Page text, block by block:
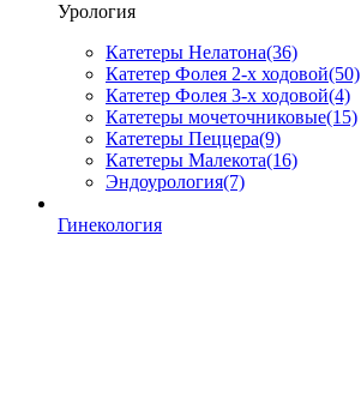
Урология
Катетеры Нелатона(36)
Катетер Фолея 2-х ходовой(50)
Катетер Фолея 3-х ходовой(4)
Катетеры мочеточниковые(15)
Катетеры Пеццера(9)
Катетеры Малекота(16)
Эндоурология(7)
Гинекология